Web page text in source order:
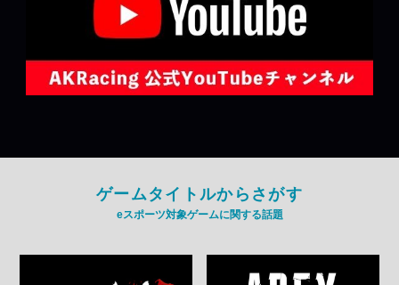
ゲームタイトルからさがす
eスポーツ対象ゲームに関する話題